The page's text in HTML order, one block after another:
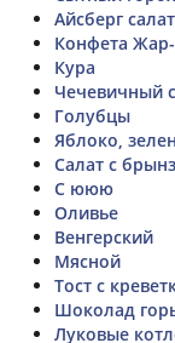
Айсберг салат
Конфета
Кура
Чечевичный
Голубцы
Яблоко,
Салат с
С ююю
Оливье
Венгерский
Мясной
Тост с
Шоколад
Луковые